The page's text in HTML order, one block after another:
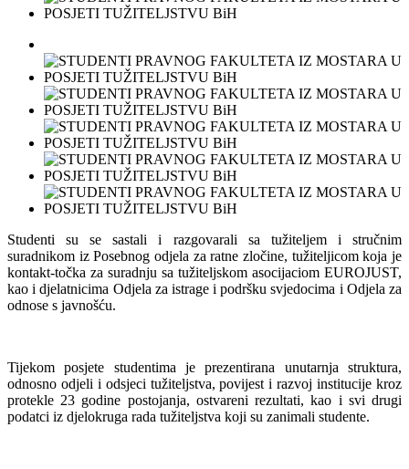
Studenti su se sastali i razgovarali sa tužiteljem i stručnim
suradnikom iz Posebnog odjela za ratne zločine, tužiteljicom koja je
kontakt-točka za suradnju sa tužiteljskom asocijaciom EUROJUST,
kao i djelatnicima Odjela za istrage i podršku svjedocima i Odjela za
odnose s javnošću.
Tijekom posjete studentima je prezentirana unutarnja struktura,
odnosno odjeli i odsjeci tužiteljstva, povijest i razvoj institucije kroz
protekle 23 godine postojanja, ostvareni rezultati, kao i svi drugi
podatci iz djelokruga rada tužiteljstva koji su zanimali studente.